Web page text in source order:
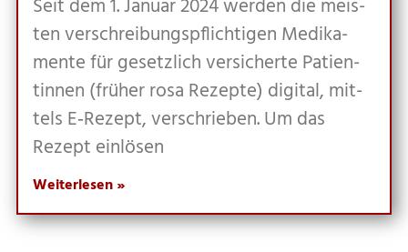
Seit dem 1. Janu­ar 2024 wer­den die meis­
ten ver­schrei­bungs­pflich­ti­gen Medi­ka­
men­te für gesetz­lich ver­si­cher­te Pati­en­
tin­nen (frü­her rosa Rezep­te) digi­tal, mit­
tels E‑Rezept, ver­schrie­ben. Um das
Rezept einlösen
Weiterlesen »